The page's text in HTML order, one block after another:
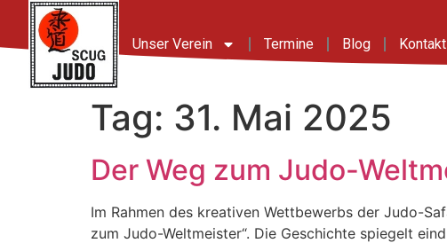
springen
Unser Verein Termine Blog Kontakt
Tag: 31. Mai 2025
Der Weg zum Judo-
Im Rahmen des kreativen Wettbewerbs der Judo-
zum Judo-Weltmeister“. Die Geschichte spiegelt